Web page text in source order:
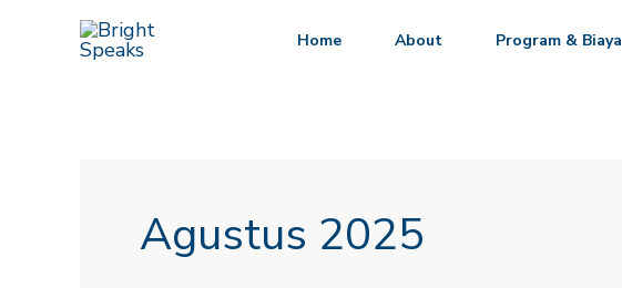
Home About Program & Biaya
Agustus 2025